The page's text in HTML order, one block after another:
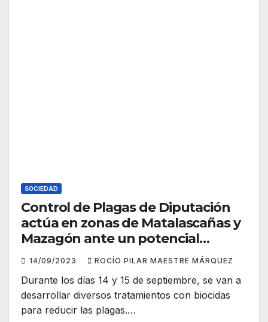
SOCIEDAD
Control de Plagas de Diputación
actúa en zonas de Matalascañas y
Mazagón ante un potencial
incremento de mosquitos
14/09/2023 ROCÍO PILAR MAESTRE MÁRQUEZ
Durante los días 14 y 15 de septiembre, se van a
desarrollar diversos tratamientos con biocidas
para reducir las plagas.…